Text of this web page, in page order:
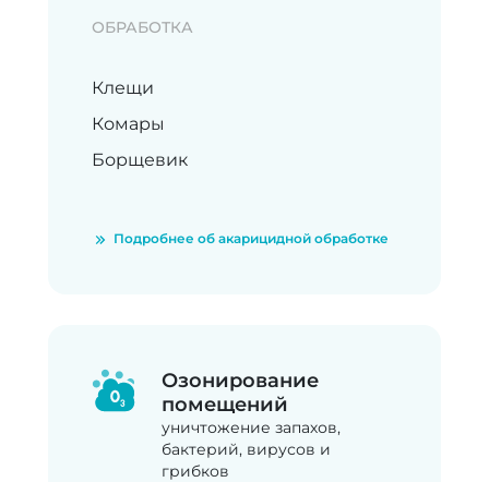
ОБРАБОТКА
Клещи
Комары
Борщевик
Подробнее об акарицидной обработке
Озонирование
помещений
уничтожение запахов,
бактерий, вирусов и
грибков